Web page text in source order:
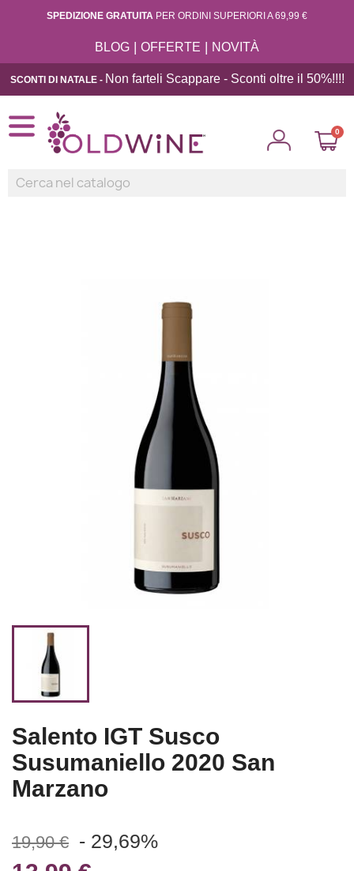
SPEDIZIONE GRATUITA PER ORDINI SUPERIORI A 69,99 €
BLOG | OFFERTE | NOVITÀ
SCONTI DI NATALE - Non farteli Scappare - Sconti oltre il 50%!!!!
Salento IGT Susco
Susumaniello 2020 San
Marzano
19,90 € - 29,69%